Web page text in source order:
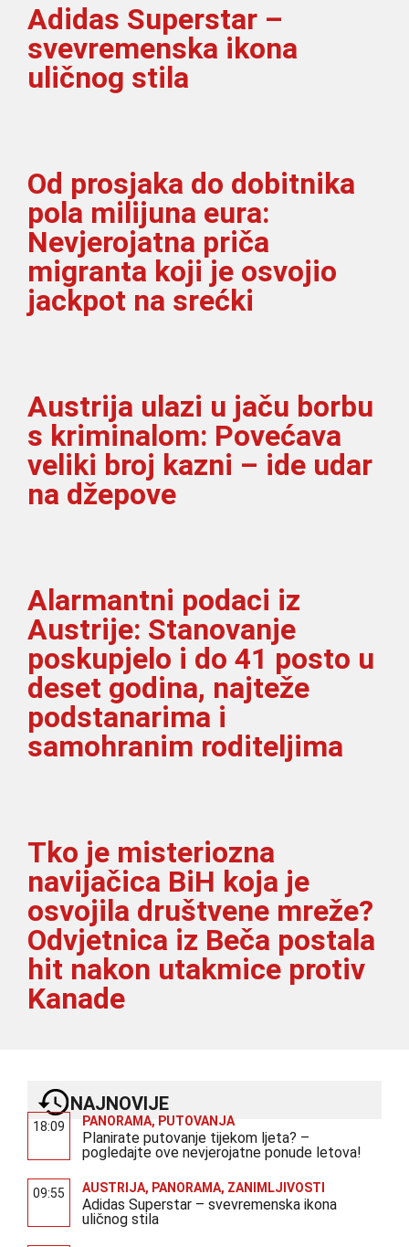
Adidas Superstar –
svevremenska ikona
uličnog stila
Od prosjaka do dobitnika
pola milijuna eura:
Nevjerojatna priča
migranta koji je osvojio
jackpot na srećki
Austrija ulazi u jaču borbu
s kriminalom: Povećava
veliki broj kazni – ide udar
na džepove
Alarmantni podaci iz
Austrije: Stanovanje
poskupjelo i do 41 posto u
deset godina, najteže
podstanarima i
samohranim roditeljima
Tko je misteriozna
navijačica BiH koja je
osvojila društvene mreže?
Odvjetnica iz Beča postala
hit nakon utakmice protiv
Kanade
NAJNOVIJE
18:09 PANORAMA, PUTOVANJA
Planirate putovanje tijekom ljeta? –
pogledajte ove nevjerojatne ponude letova!
09:55 AUSTRIJA, PANORAMA, ZANIMLJIVOSTI
Adidas Superstar – svevremenska ikona
uličnog stila